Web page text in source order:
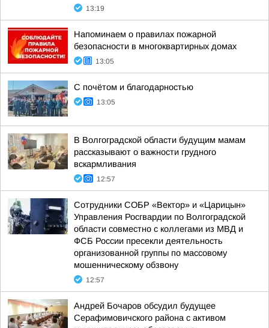
13:19
Напоминаем о правилах пожарной
безопасности в многоквартирных домах
13:05
С почётом и благодарностью
13:05
В Волгоградской области будущим мамам
рассказывают о важности грудного
вскармливания
12:57
Сотрудники СОБР «Вектор» и «Царицын»
Управления Росгвардии по Волгоградской
области совместно с коллегами из МВД и
ФСБ России пресекли деятельность
организованной группы по массовому
мошенническому обзвону
12:57
Андрей Бочаров обсудил будущее
Серафимовичского района с активом